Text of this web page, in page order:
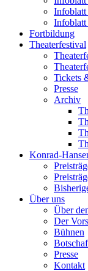
Infoblatt
Infoblatt
Fortbildung
Theaterfestival
Tickets
Presse
Archiv
Konrad-
Über uns
Über
Der
Bühnen
Presse
Kontakt